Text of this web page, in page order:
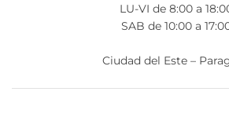
LU-VI de 8:00 a
SAB de 10:00 a
Ciudad del Este –